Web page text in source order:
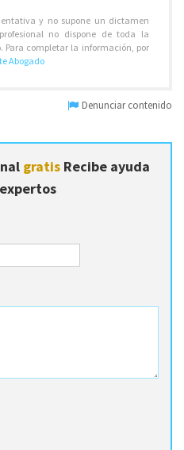
y no supone un dictamen
no dispone de toda la
Para completar la información, por
Abogado
Denunciar contenido
gratis Recibe ayuda